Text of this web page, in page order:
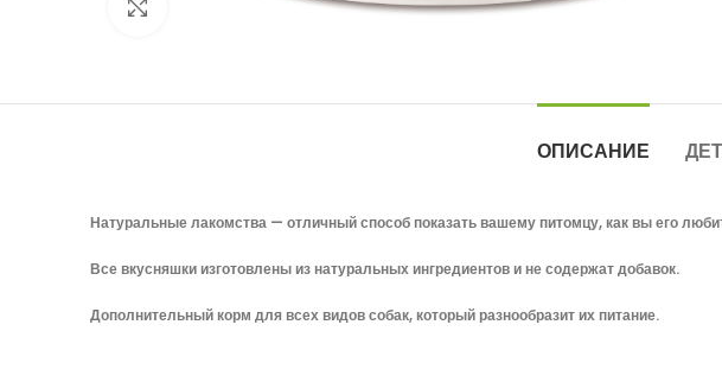
Нажмите, чтобы увеличить
ОПИСАНИЕ
Натуральные лакомства — отличный способ показать вашему питомцу, как вы его
Все вкусняшки изготовлены из натуральных ингредиентов и не содержат добавок.
Дополнительный корм для всех видов собак, который разнообразит их питание.